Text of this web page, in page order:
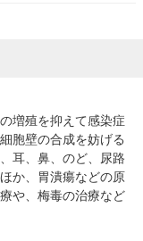
増殖を抑えて感染症
胞壁の合成を妨げる
耳、鼻、のど、尿路
か、胃潰瘍などの原
や、梅毒の治療など